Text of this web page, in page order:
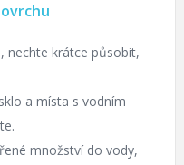
nechte krátce působit,
a místa s vodním
množství do vody,